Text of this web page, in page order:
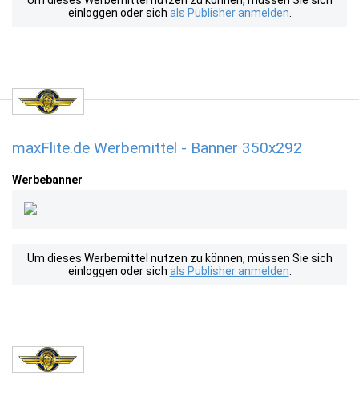
einloggen oder sich als Publisher anmelden
maxFlite.de Werbemittel - Banner 350x292
Werbebanner
Um dieses Werbemittel nutzen zu können, müssen Sie sich
einloggen oder sich als Publisher anmelden